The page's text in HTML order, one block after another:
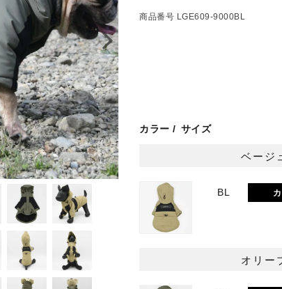
商品番号 LGE609-9000BL
カラー サイズ
ベージ
BL
オリー